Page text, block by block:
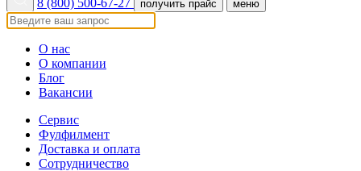
8 (800) 500-67-27 получить прайс меню
О нас
О компании
Блог
Вакансии
Сервис
Фулфилмент
Доставка и оплата
Сотрудничество